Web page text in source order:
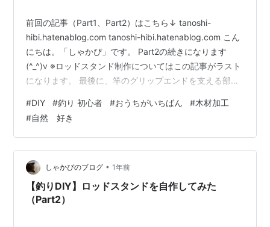
前回の記事（Part1、Part2）はこちら↓ tanoshi-
hibi.hatenablog.com tanoshi-hibi.hatenablog.com こん
にちは。「しゃかぴ」です。 Part2の続きになります
(^_^)v ※ロッドスタンド制作についてはこの記事がラスト
になります。 最後に、竿のグリップエンドを支える部分
ーでゴシゴシ、、、 （木の長さは、竿受けの部分と同じ
で120cmです） 木くずを水で軽く洗い、乾かしてからニ
スを塗って、、、 こちらも良い感じに！（木目が良い味
を出している、、、） 必要な部分の作成は済んだので、
ここか…
#DIY #釣り 初心者 #おうちがいちばん #木材加工
#自然 好き
しゃかぴのブログ • 1年前
【釣りDIY】ロッドスタンドを自作してみた
（Part2）